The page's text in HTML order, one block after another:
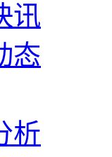
讯
态
析